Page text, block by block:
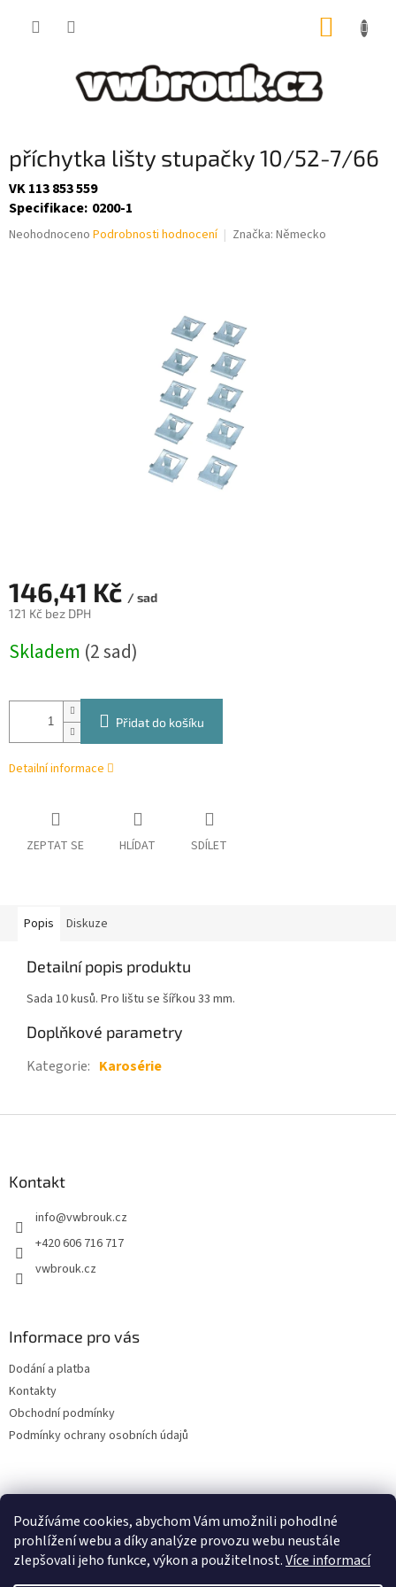
Používáme cookies, abychom Vám umožnili pohodlné
prohlížení webu a díky analýze provozu webu neustále
zlepšovali jeho funkce, výkon a použitelnost.Více informací
příchytka lišty stupačky 10/52-7/66
VK 113 853 559
Specifikace: 0200-1
Průměrné
Neohodnoceno Podrobnosti hodnocení Značka: Německo
146,41 Kč / sad
121 Kč bez DPH
cena:
Skladem (2 sad)
Přidat do košíku
Detailní informace
ZEPTAT SE HLÍDAT SDÍLET
Popis Diskuze
Detailní popis produktu
Sada 10 kusů. Pro lištu se šířkou 33 mm.
Doplňkové parametry
Kategorie: Karosérie
Kontakt
info@vwbrouk.cz
+420 606 716 717
vwbrouk.cz
Informace pro vás
Dodání a platba
Kontakty
Obchodní podmínky
Podmínky ochrany osobních údajů